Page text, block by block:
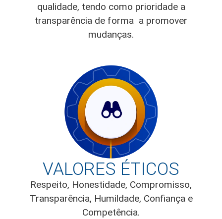
qualidade, tendo como prioridade a
transparência de forma a promover
mudanças.
VALORES ÉTICOS
Respeito, Honestidade, Compromisso,
Transparência, Humildade, Confiança e
Competência.